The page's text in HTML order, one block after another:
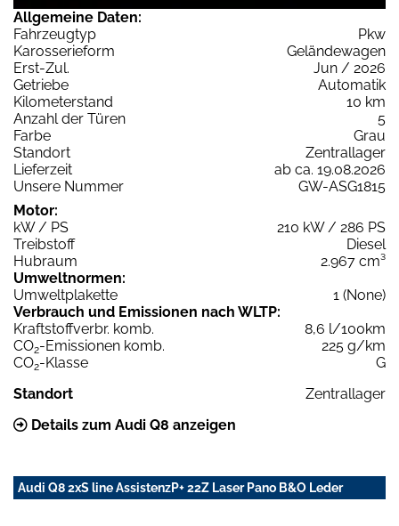
Allgemeine Daten:
Fahrzeugtyp
Pkw
Karosserieform
Geländewagen
Erst-Zul.
Jun / 2026
Getriebe
Automatik
Kilometerstand
10 km
Anzahl der Türen
5
Farbe
Grau
Standort
Zentrallager
Lieferzeit
ab ca. 19.08.2026
Unsere Nummer
GW-ASG1815
Motor:
kW / PS
210 kW / 286 PS
Treibstoff
Diesel
Hubraum
2.967 cm³
Umweltnormen:
Umweltplakette
1 (None)
Verbrauch und Emissionen nach WLTP:
Kraftstoffverbr. komb.
8,6 l/100km
CO2-Emissionen komb.
225 g/km
CO2-Klasse
G
Standort
Zentrallager
Details zum Audi Q8 anzeigen
Audi Q8 2xS line AssistenzP+ 22Z Laser Pano B&O Leder